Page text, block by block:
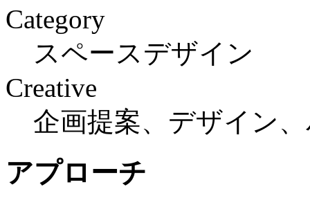
Category
スペースデザイン
Creative
企画提案、デザイン
アプローチ